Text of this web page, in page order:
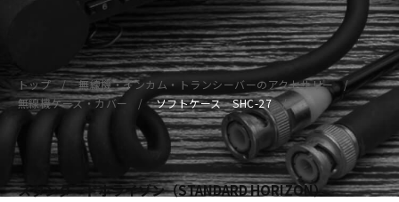
トップ
無線機・インカム・トランシーバーのアクセサリー
無線機ケース・カバー
ソフトケース SHC-27
スタンダードホライゾン（STANDARD HORIZON）